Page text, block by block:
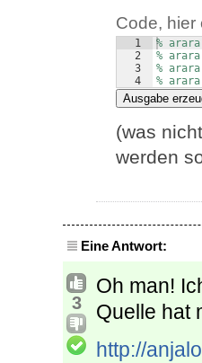
Code, hier
1
2
3
4
%
%
%
%
Ausgabe
(was
werden
Eine Antwort:
3
Oh man!
Quelle hat
http://